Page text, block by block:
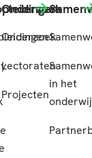
Onderzoek
Onderzoek
Lectoraten
Projecten
in het